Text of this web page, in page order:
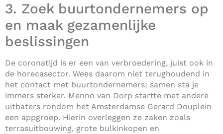
3. Zoek buurtondernemers op
en maak gezamenlijke
beslissingen
De coronatijd is er een van verbroedering, juist ook in
de horecasector. Wees daarom niet terughoudend in
het contact met buurtondernemers; samen sta je
immers sterker. Menno van Dorp startte met andere
uitbaters rondom het Amsterdamse Gerard Douplein
een appgroep. Hierin overleggen ze zaken zoals
terrasuitbouwing, grote bulkinkopen en